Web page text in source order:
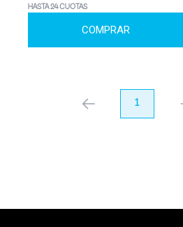
HASTA 24 CUOTAS
COMPRAR
anterior 1